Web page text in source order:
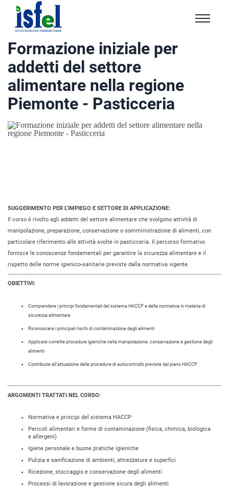
Isfel
Istituto
specialistico
formazione
e
lavoro
Formazione iniziale per
addetti del settore
alimentare nella regione
Piemonte - Pasticceria
SUGGERIMENTO PER L’IMPIEGO E SETTORE DI APPLICAZIONE:
Il corso è rivolto agli addetti del settore alimentare che svolgono attività di
manipolazione, preparazione, conservazione o somministrazione di alimenti, con
particolare riferimento alle attività svolte in pasticceria. Il percorso formativo
fornisce le conoscenze fondamentali per garantire la sicurezza alimentare e il
rispetto delle norme igienico-sanitarie previste dalla normativa vigente.
OBIETTIVI:
Comprendere i principi fondamentali del sistema HACCP e della normativa in materia di
sicurezza alimentare
Riconoscere i principali rischi di contaminazione degli alimenti
Applicare corrette procedure igieniche nella manipolazione, conservazione e gestione degli
alimenti
Contribuire all’attuazione delle procedure di autocontrollo previste dal piano HACCP
ARGOMENTI TRATTATI NEL CORSO:
Normativa e principi del sistema HACCP
Pericoli alimentari e forme di contaminazione (fisica, chimica, biologica
e allergeni)
Igiene personale e buone pratiche igieniche
Pulizia e sanificazione di ambienti, attrezzature e superfici
Ricezione, stoccaggio e conservazione degli alimenti
Processi di lavorazione e gestione sicura degli alimenti